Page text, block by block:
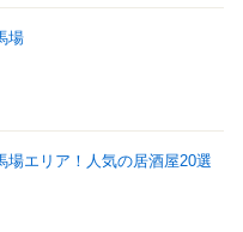
場
場エリア！人気の居酒屋20選